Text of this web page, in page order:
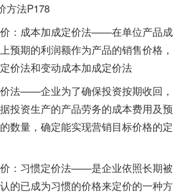
法P178
成本加成定价法——在单位产品成
预期的利润额作为产品的销售价格，
价法和变动成本加成定价法
——企业为了确保投资按期收回，
投资生产的产品劳务的成本费用及预
数量，确定能实现营销目标价格的定
习惯定价法——是企业依照长期被
的已成为习惯的价格来定价的一种方